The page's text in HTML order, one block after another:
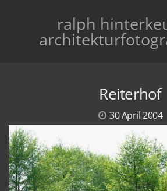
ralph
Reiterhof
30 April 2004